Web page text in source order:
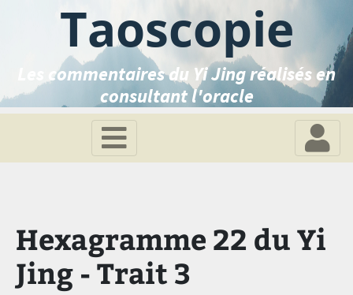
Taoscopie
Les commentaires du Yi Jing réalisés en
consultant l'oracle
Hexagramme 22 du Yi
Jing - Trait 3